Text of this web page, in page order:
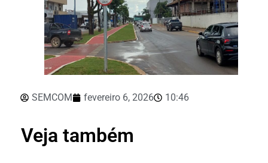
SEMCOM fevereiro 6, 2026 10:46
Veja também